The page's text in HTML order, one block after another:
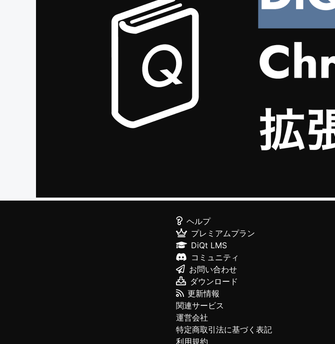
ヘルプ
プレミアムプラン
DiQt LMS
コミュニティ
お問い合わせ
ダウンロード
更新情報
関連サービス
運営会社
特定商取引法に基づく表記
利用規約